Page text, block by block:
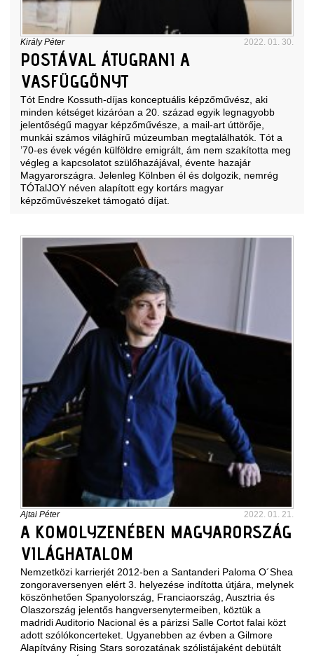
Király Péter 2022. 01. 30.
POSTÁVAL ÁTUGRANI A
VASFÜGGÖNYT
Tót Endre Kossuth-díjas konceptuális képzőművész, aki
minden kétséget kizáróan a 20. század egyik legnagyobb
jelentőségű magyar képzőművésze, a mail-art úttörője,
munkái számos világhírű múzeumban megtalálhatók. Tót a
’70-es évek végén külföldre emigrált, ám nem szakította meg
végleg a kapcsolatot szülőhazájával, évente hazajár
Magyarországra. Jelenleg Kölnben él és dolgozik, nemrég
TÓTalJOY néven alapított egy kortárs magyar
képzőművészeket támogató díjat.
Ajtai Péter 2022. 01. 21.
A KOMOLYZENÉBEN MAGYARORSZÁG
VILÁGHATALOM
Nemzetközi karrierjét 2012-ben a Santanderi Paloma O´Shea
zongoraversenyen elért 3. helyezése indította útjára, melynek
köszönhetően Spanyolország, Franciaország, Ausztria és
Olaszország jelentős hangversenytermeiben, köztük a
madridi Auditorio Nacional és a párizsi Salle Cortot falai közt
adott szólókoncerteket. Ugyanebben az évben a Gilmore
Alapítvány Rising Stars sorozatának szólistájaként debütált